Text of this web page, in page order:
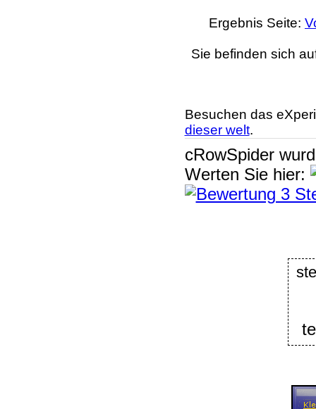
Ergebnis Seite:
Sie befinden sich
Besuchen das
dieser welt.
cRowSpider
Werten Sie hier: